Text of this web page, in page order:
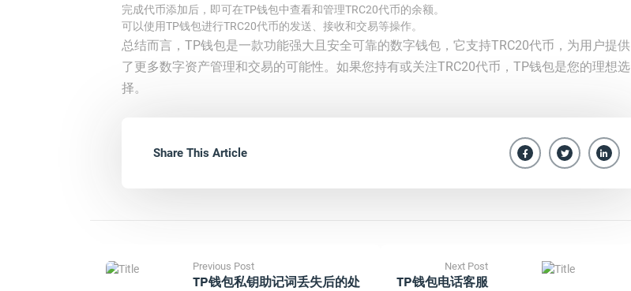
完成代币添加后，即可在TP钱包中查看和管理TRC20代币的余额。
可以使用TP钱包进行TRC20代币的发送、接收和交易等操作。
总结而言，TP钱包是一款功能强大且安全可靠的数字钱包，它支持TRC20代币，为用户提供
了更多数字资产管理和交易的可能性。如果您持有或关注TRC20代币，TP钱包是您的理想选
择。
Share This Article
Previous Post
TP钱包私钥助记词丢失后的处
Next Post
TP钱包电话客服